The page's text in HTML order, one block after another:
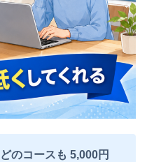
コースも 5,000円